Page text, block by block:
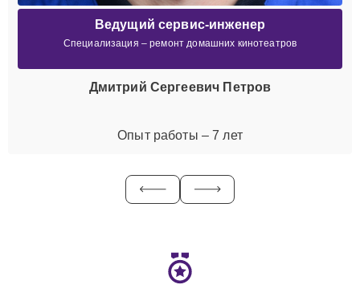
Ведущий сервис-инженер
Специализация – ремонт домашних кинотеатров
Дмитрий Сергеевич Петров
Опыт работы – 7 лет